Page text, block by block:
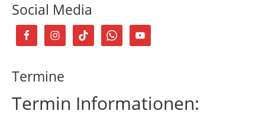
Social Media
Termine
Termin Informationen: